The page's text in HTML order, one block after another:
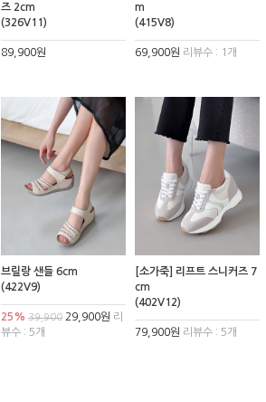
즈 2cm
(326V11)
89,900원
m
(415V8)
69,900원 리뷰수 : 1개
브릴랑 샌들 6cm
(422V9)
25% 39,90029,900원 리
뷰수 : 5개
[소가죽] 리프트 스니커즈 7
cm
(402V12)
79,900원 리뷰수 : 5개